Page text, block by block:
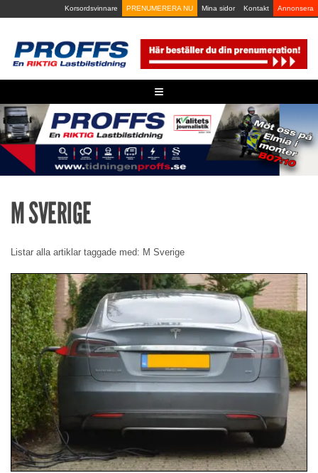
to
Korsordsvinnare PRENUMERERA NU Mina sidor Kontakt Annonsera
≡
M SVERIGE
Listar alla artiklar taggade med: M Sverige